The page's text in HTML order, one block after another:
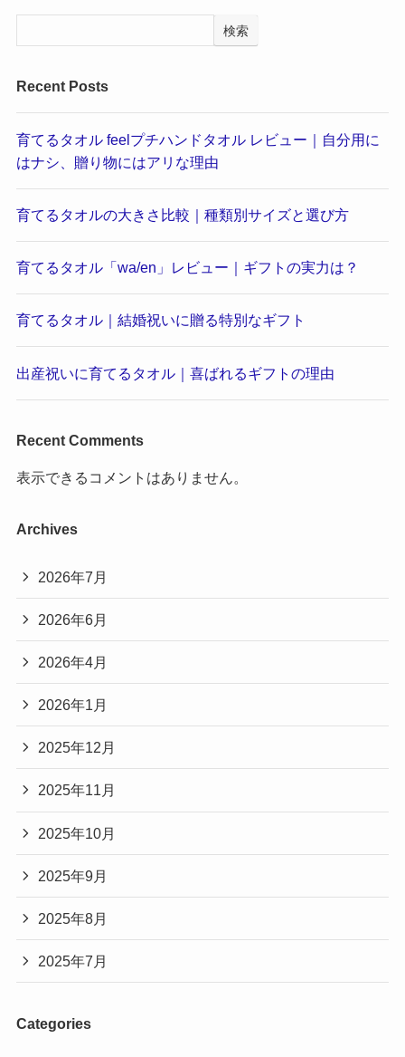
検索
Recent Posts
育てるタオル feelプチハンドタオル レビュー｜自分用に
はナシ、贈り物にはアリな理由
育てるタオルの大きさ比較｜種類別サイズと選び方
育てるタオル「wa/en」レビュー｜ギフトの実力は？
育てるタオル｜結婚祝いに贈る特別なギフト
出産祝いに育てるタオル｜喜ばれるギフトの理由
Recent Comments
表示できるコメントはありません。
Archives
2026年7月
2026年6月
2026年4月
2026年1月
2025年12月
2025年11月
2025年10月
2025年9月
2025年8月
2025年7月
Categories